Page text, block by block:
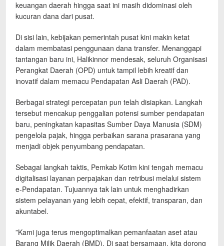
keuangan daerah hingga saat ini masih didominasi oleh
kucuran dana dari pusat.
​Di sisi lain, kebijakan pemerintah pusat kini makin ketat
dalam membatasi penggunaan dana transfer. Menanggapi
tantangan baru ini, Halikinnor mendesak, seluruh Organisasi
Perangkat Daerah (OPD) untuk tampil lebih kreatif dan
inovatif dalam memacu Pendapatan Asli Daerah (PAD).
​Berbagai strategi percepatan pun telah disiapkan. Langkah
tersebut mencakup penggalian potensi sumber pendapatan
baru, peningkatan kapasitas Sumber Daya Manusia (SDM)
pengelola pajak, hingga perbaikan sarana prasarana yang
menjadi objek penyumbang pendapatan.
​Sebagai langkah taktis, Pemkab Kotim kini tengah memacu
digitalisasi layanan perpajakan dan retribusi melalui sistem
e-Pendapatan. Tujuannya tak lain untuk menghadirkan
sistem pelayanan yang lebih cepat, efektif, transparan, dan
akuntabel.
​”Kami juga terus mengoptimalkan pemanfaatan aset atau
Barang Milik Daerah (BMD). Di saat bersamaan, kita dorong